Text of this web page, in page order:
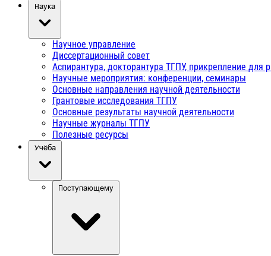
Наука
Научное управление
Диссертационный совет
Аспирантура, докторантура ТГПУ, прикрепление для
Научные мероприятия: конференции, семинары
Основные направления научной деятельности
Грантовые исследования ТГПУ
Основные результаты научной деятельности
Научные журналы ТГПУ
Полезные ресурсы
Учёба
Поступающему